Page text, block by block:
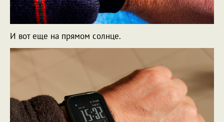
И вот еще на прямом солнце.